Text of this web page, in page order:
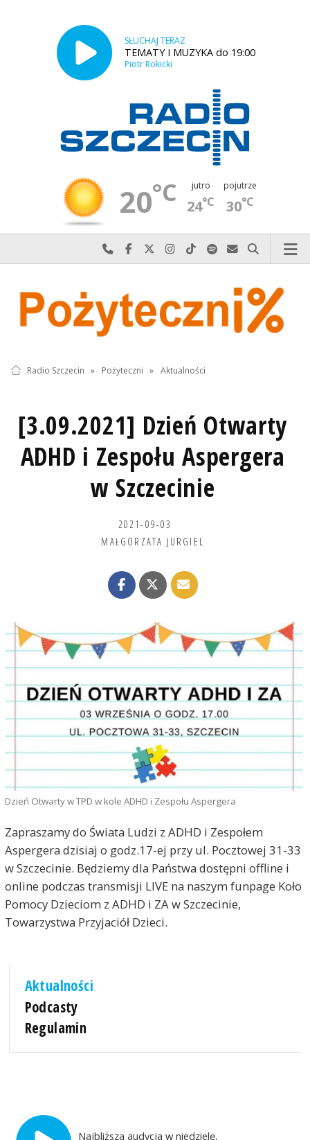
SŁUCHAJ TERAZ
TEMATY I MUZYKA do 19:00
Piotr Rokicki
20°C jutro
24°C
pojutrze
30°C
Najlepiej po prostu do nas zadzwoń
Odwiedź nas na Facebook-u
Odwiedź nas na X
Odwiedź nas na Instagram-ie
Odwiedź nas na TikTok-u
Szukaj nas na Spotify
Wyślij do nas
Szukaj
Radio Szczecin » Pożyteczni » Aktualności
[3.09.2021] Dzień Otwarty
ADHD i Zespołu Aspergera
w Szczecinie
2021-09-03
MAŁGORZATA JURGIEL
Dzień Otwarty w TPD w kole ADHD i Zespołu Aspergera
Zapraszamy do Świata Ludzi z ADHD i Zespołem
Aspergera dzisiaj o godz.17-ej przy ul. Pocztowej 31-33
w Szczecinie. Będziemy dla Państwa dostępni offline i
online podczas transmisji LIVE na naszym funpage Koło
Pomocy Dzieciom z ADHD i ZA w Szczecinie,
Towarzystwa Przyjaciół Dzieci.
Aktualności
Podcasty
Regulamin
Najbliższa audycja w niedzielę,